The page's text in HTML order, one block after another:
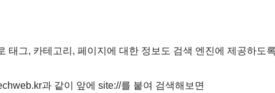
태그, 카테고리, 페이지에 대한 정보도 검색 엔진에 제공하도
과 같이 앞에 site://를 붙여 검색해보면